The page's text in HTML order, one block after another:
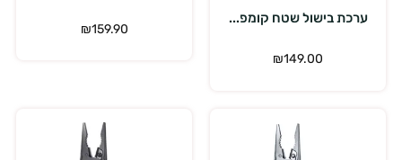
ערכת בישול שטח קומפ...
₪149.00
₪159.90